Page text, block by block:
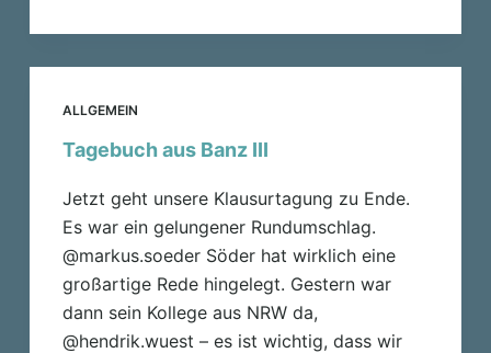
ALLGEMEIN
Tagebuch aus Banz III
Jetzt geht unsere Klausurtagung zu Ende.
Es war ein gelungener Rundumschlag.
@markus.soeder Söder hat wirklich eine
großartige Rede hingelegt. Gestern war
dann sein Kollege aus NRW da,
@hendrik.wuest – es ist wichtig, dass wir